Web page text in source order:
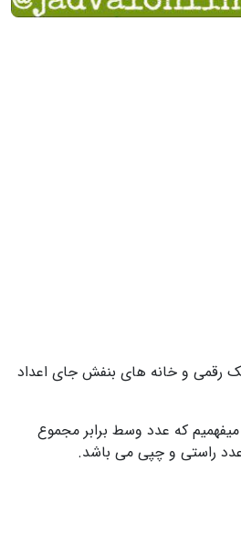
رقمی و خانه های بنفش جای اعداد
که عدد وسط برابر مجموع
راستی و چپی می باشد.